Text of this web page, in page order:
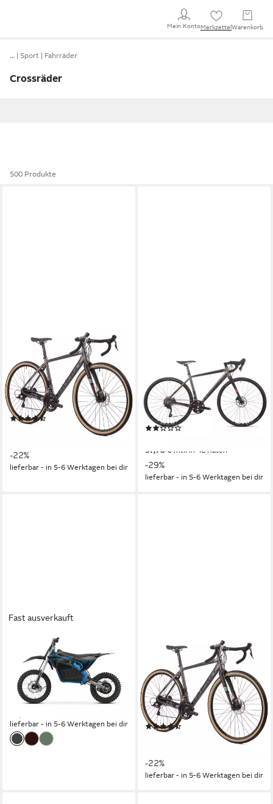
Mein KontoMerkzettel Warenkorb
… Sport Fahrräder
Crossräder
500 Produkte
Gravelbike Herren Gravel Bike
28 Zoll Fahrrad Sterrato 3.0
High-End Gravelbike
49 cm Rahmenhöhe
120 kg Zul. Gesamtgewicht
1.149,00 €
-22%
lieferbar - in 5-6 Werktagen bei dir
Gravel Bike STERRATO 9.0
Fahrrad 11 Gang Shimano
49 cm Rahmenhöhe
11 Gänge
120 kg Zul. Gesamtgewicht
57,78 € mtl. in 48 Raten
-29%
lieferbar - in 5-6 Werktagen bei dir
Fast ausverkauft
Crossrad E-Dirtbike Tyranno
2000W 72V30Ah Lith 17"14"
70 kg Zul. Gesamtgewicht
2.399,00 €
lieferbar - in 5-6 Werktagen bei dir
Gravelbike Herren Gravel Bike
28 Zoll Fahrrad Sterrato 3.0
High-End Gravelbike
49 cm Rahmenhöhe
120 kg Zul. Gesamtgewicht
1.149,00 €
-22%
lieferbar - in 5-6 Werktagen bei dir